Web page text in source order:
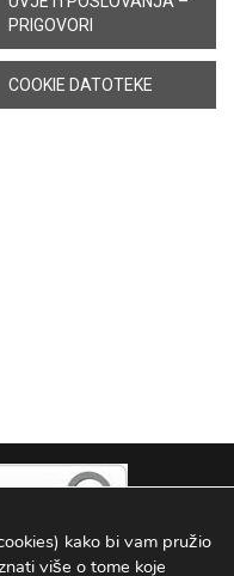
PRIGOVORI
COOKIE DATOTEKE
kako bi vam pružio
više o tome koje